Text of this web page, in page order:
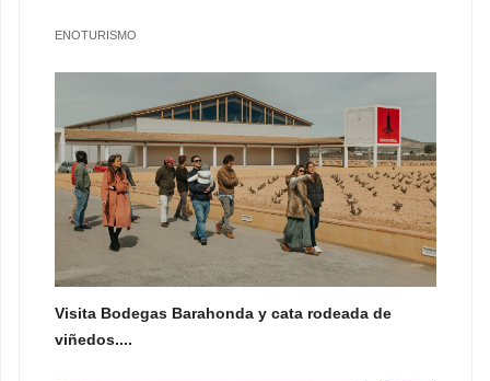
ENOTURISMO
Visita Bodegas Barahonda y cata rodeada de
viñedos....